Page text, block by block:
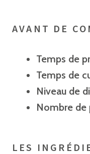
AVANT DE
Temps de
Temps de
Niveau de
Nombre de
LES